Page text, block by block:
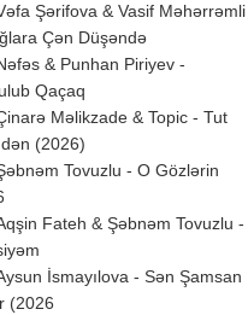
Şərifova & Vasif Məhərrəmli
Çən Düşəndə
& Punhan Piriyev -
Qaçaq
Məlikzade & Topic - Tut
(2026)
Tovuzlu - O Gözlərin
Fateh & Şəbnəm Tovuzlu -
İsmayılova - Sən Şamsan
(2026